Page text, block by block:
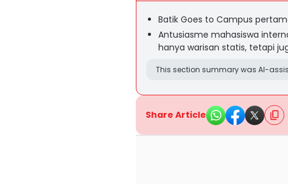
Batik Goes to Campus
Antusiasme mahasiswa
hanya warisan statis, tetapi
This section summary was AI-
Share Article